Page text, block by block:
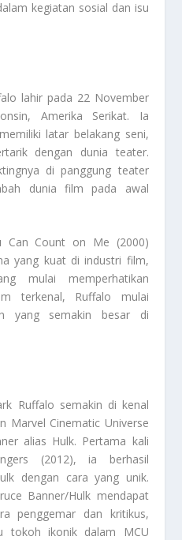
kegiatan sosial dan isu
lahir pada 22 November
Amerika Serikat. Ia
latar belakang seni,
dengan dunia teater.
di panggung teater
dunia film pada awal
Can Count on Me (2000)
yang kuat di industri film,
mulai memperhatikan
terkenal, Ruffalo mulai
yang semakin besar di
Ruffalo semakin di kenal
Marvel Cinematic Universe
alias Hulk. Pertama kali
(2012), ia berhasil
dengan cara yang unik.
Banner/Hulk mendapat
penggemar dan kritikus,
tokoh ikonik dalam MCU